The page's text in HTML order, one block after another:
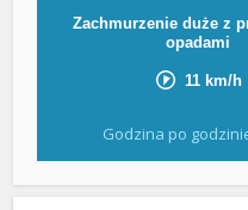
Godzina po